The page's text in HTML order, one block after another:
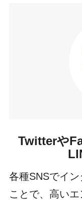
Twitterや
各種SNSでイ
ことで、高い